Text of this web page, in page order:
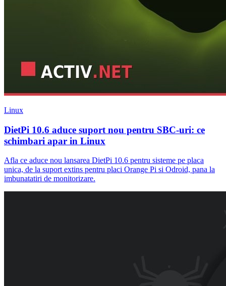
Linux
DietPi 10.6 aduce suport nou pentru SBC-uri: ce
schimbari apar in Linux
Afla ce aduce nou lansarea DietPi 10.6 pentru sisteme pe placa
unica, de la suport extins pentru placi Orange Pi si Odroid, pana la
imbunatatiri de monitorizare.